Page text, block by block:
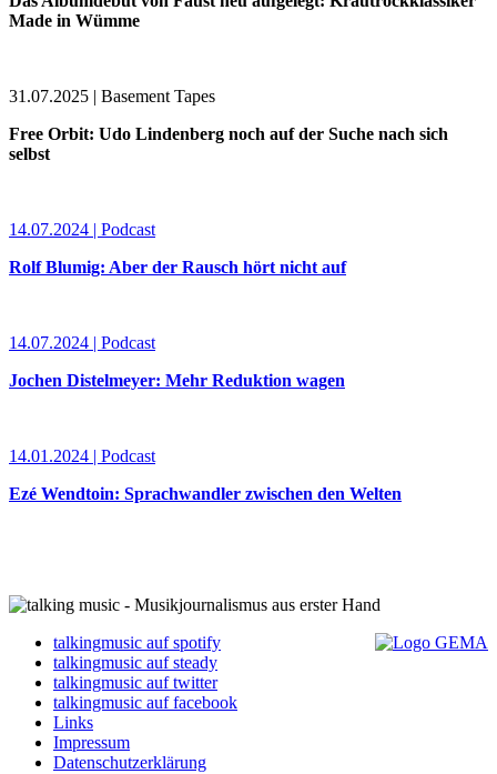
Made in Wümme
31.07.2025 | Basement Tapes
Free Orbit: Udo Lindenberg noch auf der Suche nach sich
selbst
14.07.2024 | Podcast
Rolf Blumig: Aber der Rausch hört nicht auf
14.07.2024 | Podcast
Jochen Distelmeyer: Mehr Reduktion wagen
14.01.2024 | Podcast
Ezé Wendtoin: Sprachwandler zwischen den Welten
talkingmusic auf spotify
talkingmusic auf steady
talkingmusic auf twitter
talkingmusic auf facebook
Links
Impressum
Datenschutzerklärung